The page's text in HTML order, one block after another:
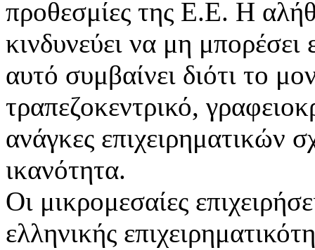
προθεσμίες της Ε.Ε. Η
κινδυνεύει να μη μπορέσει
αυτό συμβαίνει διότι το
τραπεζοκεντρικό,
ανάγκες επιχειρηματικών
ικανότητα.
Οι μικρομεσαίες
ελληνικής